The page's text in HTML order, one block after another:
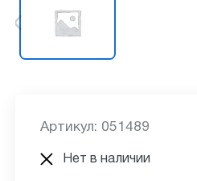
Артикул: 051489
Нет в наличии